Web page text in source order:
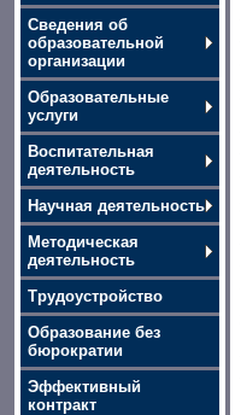
Сведения об
образовательной
организации
Образовательные
услуги
Воспитательная
деятельность
Научная деятельность
Методическая
деятельность
Трудоустройство
Образование без
бюрократии
Эффективный
контракт